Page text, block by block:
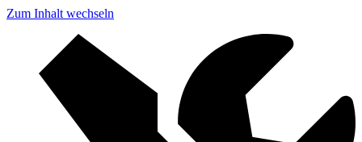
Zum Inhalt wechseln